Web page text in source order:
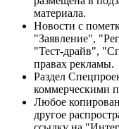
материала.
Новости с
"Заявление",
"Тест-драйв",
правах рекламы.
Раздел
коммерческими
Любое
другое